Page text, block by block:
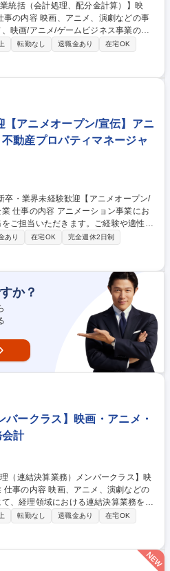
映画/アニメ/ゲームビジネス事業の戦
算をお任せします。※経理・財務経験
社・ライセンサー・原作者・脚本家・
理業務(レポート作成・報告・支払等) ・
ステムの管理・運用 ・各営業部門にま
転勤なし 退職金あり
在宅OK
アニメオープン/宣伝】アニ
動産プロパティマネージャ
にお
ご担当いただきます。ご経験や適性、
ョンに配属されます。 【アニメ企
企画製
だきます。クリエイティブ、プロデュ
伝アシスタントプロデューサー業務】
外のアニメファンに広くお届けするお
ブ、デジタルプロモーションイベント
あり 在宅OK
完全週休2日制
か？
バークラス】映画・アニメ・
計
、経理領域における連結決算業務をお
成、有価証券報
営会議資料作成など、ご担当いただき
が増加しその内容も複雑化していま
に求められる役割と仕事の付加価値は
成長を会計の領域から支え、ともに歩
転勤なし 退職金あり
在宅OK